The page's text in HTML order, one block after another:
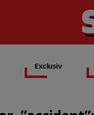
Exclusiv